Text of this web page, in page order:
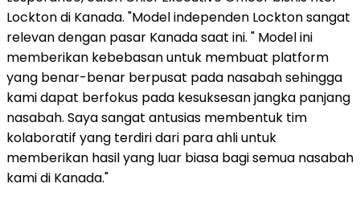
Lockton di Kanada. "Model independen Lockton sangat
relevan dengan pasar Kanada saat ini. " Model ini
memberikan kebebasan untuk membuat platform
yang benar-benar berpusat pada nasabah sehingga
kami dapat berfokus pada kesuksesan jangka panjang
nasabah. Saya sangat antusias membentuk tim
kolaboratif yang terdiri dari para ahli untuk
memberikan hasil yang luar biasa bagi semua nasabah
kami di Kanada."